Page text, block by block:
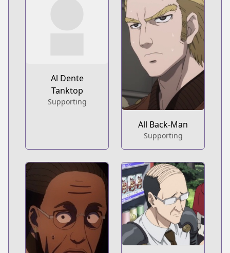
Al Dente
Tanktop
Supporting
All Back-Man
Supporting